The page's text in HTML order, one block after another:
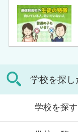
学校を探し
学校を探す